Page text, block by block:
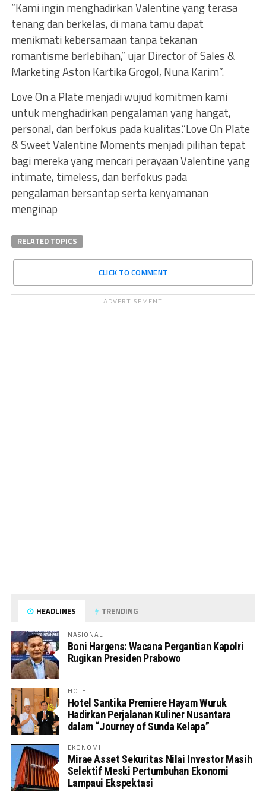
“Kami ingin menghadirkan Valentine yang terasa
tenang dan berkelas, di mana tamu dapat
menikmati kebersamaan tanpa tekanan
romantisme berlebihan,” ujar Director of Sales &
Marketing Aston Kartika Grogol, Nuna Karim”.
Love On a Plate menjadi wujud komitmen kami
untuk menghadirkan pengalaman yang hangat,
personal, dan berfokus pada kualitas.”Love On Plate
& Sweet Valentine Moments menjadi pilihan tepat
bagi mereka yang mencari perayaan Valentine yang
intimate, timeless, dan berfokus pada
pengalaman bersantap serta kenyamanan
menginap
RELATED TOPICS
CLICK TO COMMENT
ADVERTISEMENT
HEADLINES TRENDING
NASIONAL
Boni Hargens: Wacana Pergantian Kapolri
Rugikan Presiden Prabowo
HOTEL
Hotel Santika Premiere Hayam Wuruk
Hadirkan Perjalanan Kuliner Nusantara
dalam “Journey of Sunda Kelapa”
EKONOMI
Mirae Asset Sekuritas Nilai Investor Masih
Selektif Meski Pertumbuhan Ekonomi
Lampaui Ekspektasi